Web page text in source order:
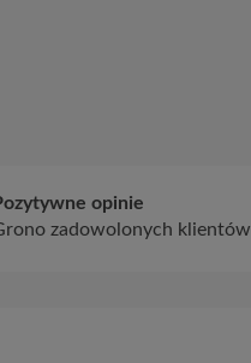
opinie
zadowolonych klientów